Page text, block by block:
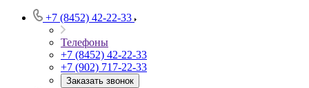
+7 (8452) 42-22-33
Телефоны
+7 (8452) 42-22-33
+7 (902) 717-22-33
Заказать звонок